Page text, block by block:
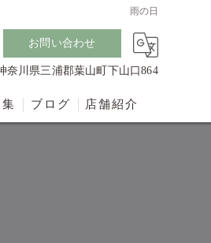
雨の日
お問い合わせ
奈川県三浦郡葉山町下山口864
ブログ 店舗紹介